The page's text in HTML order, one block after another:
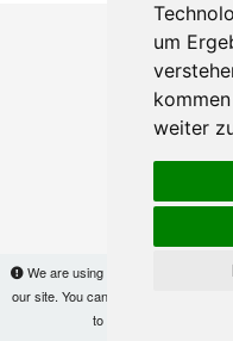
um
weiter
We are using cookies to provide
our site. You can find out more
to use the site without